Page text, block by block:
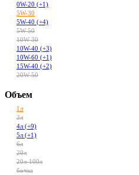
0W-20 (+1)
5W-30
5W-40 (+4)
5W-50
10W-30
10W-40 (+3)
10W-60 (+1)
15W-40 (+2)
20W-50
Объем
1л
2л
4л (+9)
5л (+1)
6л
20л
20л-100л
бочка